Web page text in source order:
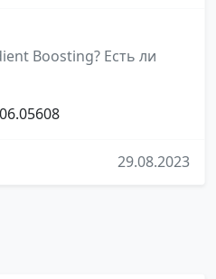
Boosting? Есть ли
29.08.2023